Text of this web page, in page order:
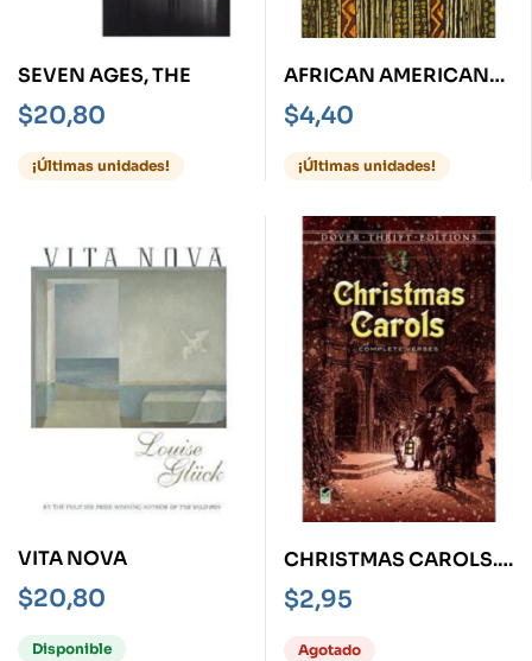
SEVEN AGES, THE
$20,80
¡Últimas unidades!
AFRICAN AMERICAN
POETRY AN
ANTHOLOGY 1773 1927
$4,40
¡Últimas unidades!
VITA NOVA
$20,80
Disponible
CHRISTMAS CAROLS.
COMPLETE VERSES
$2,95
Agotado